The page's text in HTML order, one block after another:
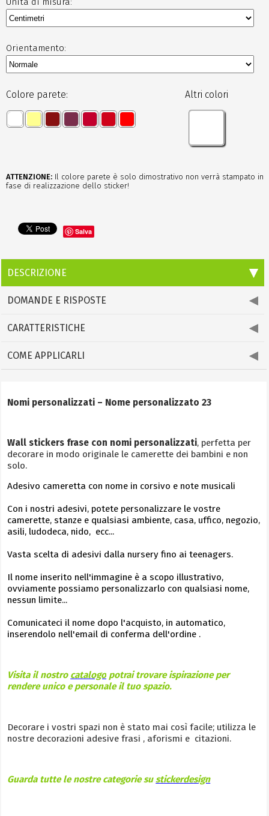
Orientamento:
Colore parete: Altri colori
ATTENZIONE: Il colore parete è solo dimostrativo non verrà stampato in
fase di realizzazione dello sticker!
Salva
DESCRIZIONE
DOMANDE E RISPOSTE
CARATTERISTICHE
COME APPLICARLI
Nomi personalizzati – Nome personalizzato 23
Wall stickers frase con nomi personalizzati, perfetta per
decorare in modo originale le camerette dei bambini e non
solo.
Adesivo cameretta con nome in corsivo e note musicali
Con i nostri adesivi, potete personalizzare le vostre
camerette, stanze e qualsiasi ambiente, casa, uffico, negozio,
asili, ludodeca, nido, ecc...
Vasta scelta di adesivi dalla nursery fino ai teenagers.
Il nome inserito nell'immagine è a scopo illustrativo,
ovviamente possiamo personalizzarlo con qualsiasi nome,
nessun limite...
Comunicateci il nome dopo l'acquisto, in automatico,
inserendolo nell'email di conferma dell'ordine .
Visita il nostro catalogo potrai trovare ispirazione per
rendere unico e personale il tuo spazio.
Decorare i vostri spazi non è stato mai così facile; utilizza le
nostre decorazioni adesive frasi , aforismi e citazioni.
Guarda tutte le nostre categorie sustickerdesign